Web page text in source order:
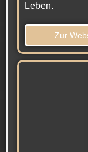
Leben.
Zur